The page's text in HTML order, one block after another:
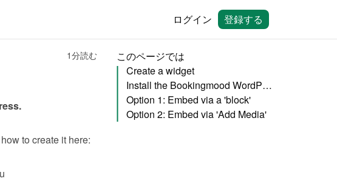
ログイン 登録する
1分読む
.
このページでは
Create a widget
Install the Bookingmood WordPress plugin
Option 1: Embed via a 'block'
Option 2: Embed via 'Add Media'